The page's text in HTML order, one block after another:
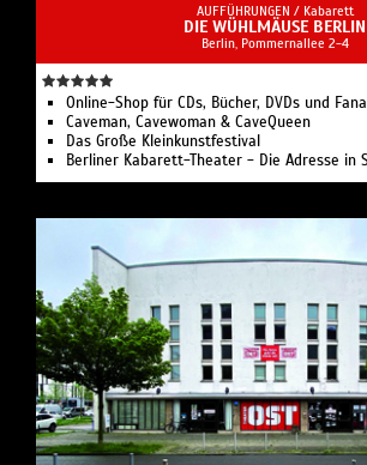
AUFFÜHRUNGEN / Kabarett
DIE WÜHLMÄUSE BERLIN
Berlin, Pommernallee 2-4
Online-Shop für CDs, Bücher, DVDs und
Caveman, Cavewoman & CaveQueen
Das Große Kleinkunstfestival
Berliner Kabarett-Theater - Die Adresse in